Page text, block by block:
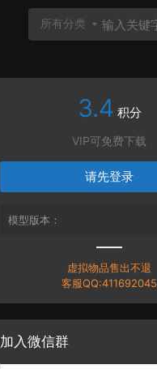
所有分类
3.4 积分
VIP可免费下载
请先登录
模型版本：
虚拟物品售出不退
客服QQ:411692045
加入微信群